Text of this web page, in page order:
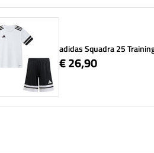
adidas Squadra 25
€ 26,90